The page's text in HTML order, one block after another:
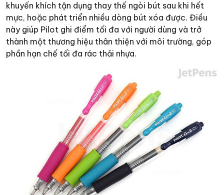
khuyến khích tận dụng thay thế ngòi bút sau khi hết
mực, hoặc phát triển nhiều dòng bút xóa được. Điều
này giúp Pilot ghi điểm tối đa với người dùng và trở
thành một thương hiệu thân thiện với môi trường, góp
phần hạn chế tối đa rác thải nhựa.